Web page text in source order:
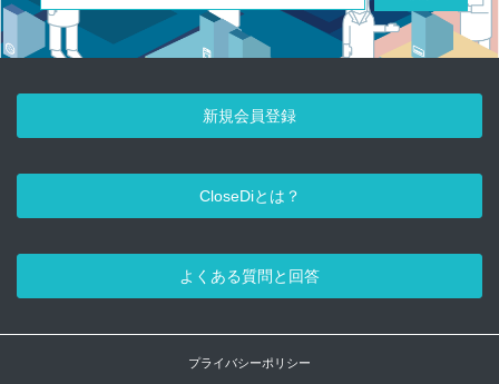
新規会員登録
CloseDiとは？
よくある質問と回答
プライバシーポリシー